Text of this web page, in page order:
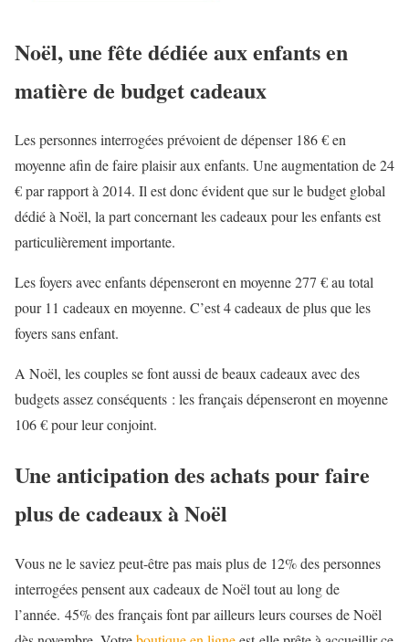
Noël, une fête dédiée aux enfants en
matière de budget cadeaux
Les personnes interrogées prévoient de dépenser 186 € en
moyenne afin de faire plaisir aux enfants. Une augmentation de 24
€ par rapport à 2014. Il est donc évident que sur le budget global
dédié à Noël, la part concernant les cadeaux pour les enfants est
particulièrement importante.
Les foyers avec enfants dépenseront en moyenne 277 € au total
pour 11 cadeaux en moyenne. C’est 4 cadeaux de plus que les
foyers sans enfant.
A Noël, les couples se font aussi de beaux cadeaux avec des
budgets assez conséquents : les français dépenseront en moyenne
106 € pour leur conjoint.
Une anticipation des achats pour faire
plus de cadeaux à Noël
Vous ne le saviez peut-être pas mais plus de 12% des personnes
interrogées pensent aux cadeaux de Noël tout au long de
l’année. 45% des français font par ailleurs leurs courses de Noël